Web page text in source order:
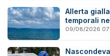
Allerta
temporali
09/08/2026